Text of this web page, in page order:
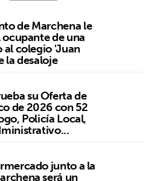
de Marchena le
de una
colegio 'Juan
la desaloje
su Oferta de
de 2026 con 52
Policía Local,
junto a la